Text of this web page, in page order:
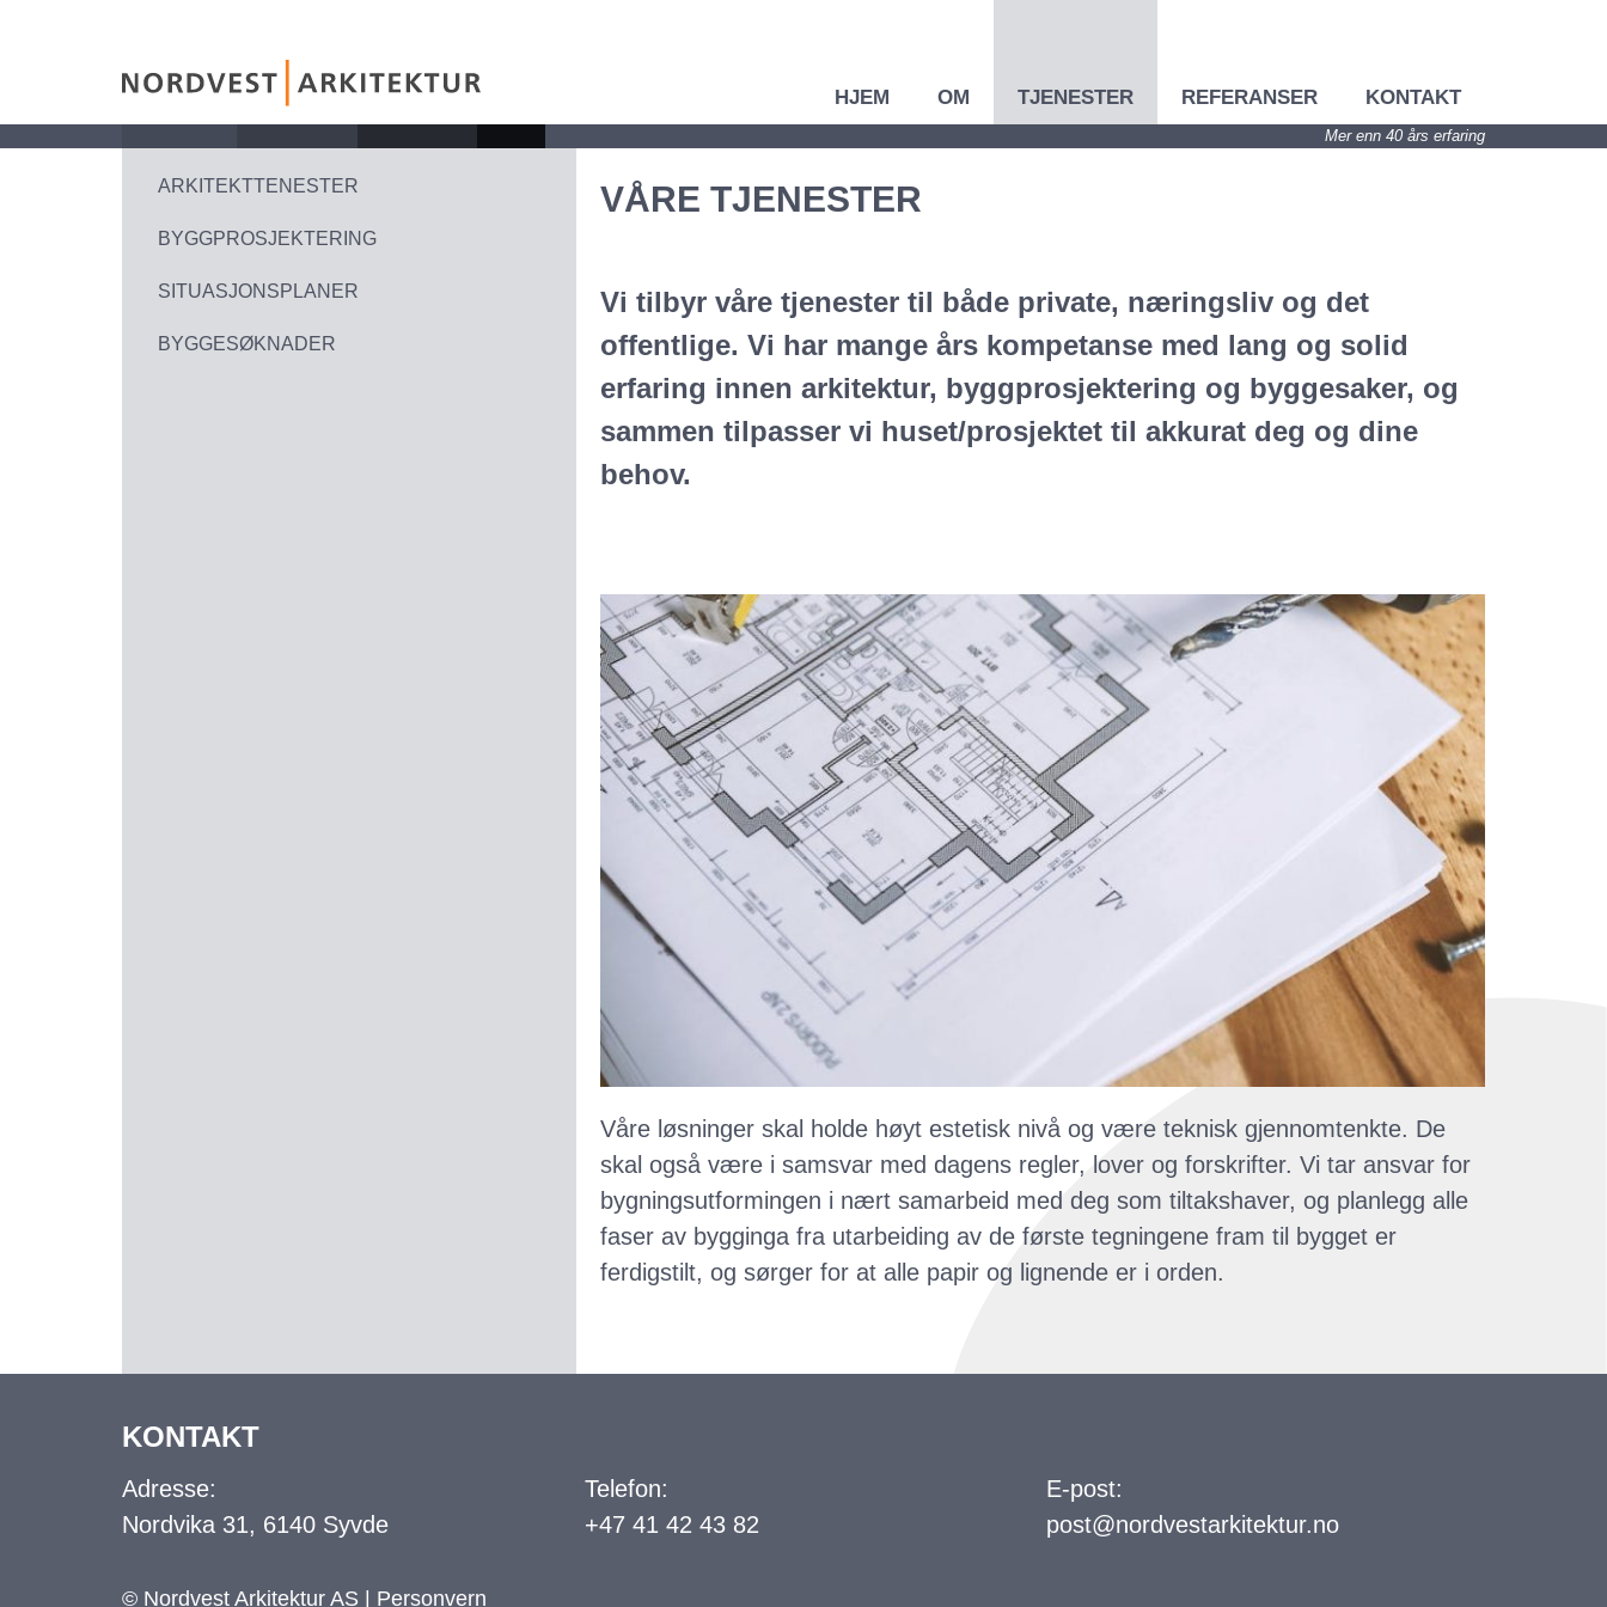
HJEM OM TJENESTER REFERANSER KONTAKT
Mer enn 40 års erfaring
ARKITEKTTENESTER
BYGGPROSJEKTERING
SITUASJONSPLANER
BYGGESØKNADER
VÅRE TJENESTER
Vi tilbyr våre tjenester til både private, næringsliv og det
offentlige. Vi har mange års kompetanse med lang og solid
erfaring innen arkitektur, byggprosjektering og byggesaker, og
sammen tilpasser vi huset/prosjektet til akkurat deg og dine
behov.
Våre løsninger skal holde høyt estetisk nivå og være teknisk gjennomtenkte. De
skal også være i samsvar med dagens regler, lover og forskrifter. Vi tar ansvar for
bygningsutformingen i nært samarbeid med deg som tiltakshaver, og planlegg alle
faser av bygginga fra utarbeiding av de første tegningene fram til bygget er
ferdigstilt, og sørger for at alle papir og lignende er i orden.
KONTAKT
Adresse:
Nordvika 31, 6140 Syvde
Telefon:
+47 41 42 43 82
E-post:
post@nordvestarkitektur.no
© Nordvest Arkitektur AS | Personvern